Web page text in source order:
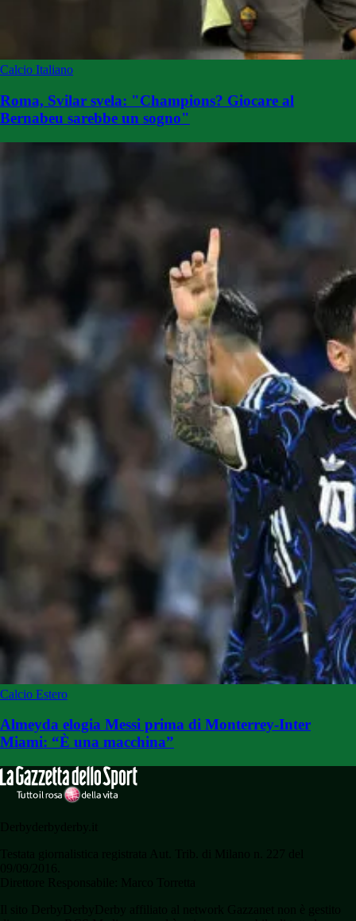
Calcio Italiano
Roma, Svilar svela: "Champions? Giocare al
Bernabeu sarebbe un sogno"
Calcio Estero
Almeyda elogia Messi prima di Monterrey-Inter
Miami: “È una macchina”